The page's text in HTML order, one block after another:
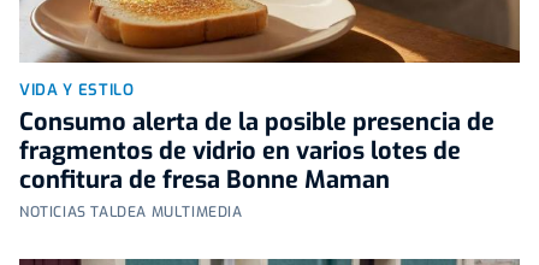
VIDA Y ESTILO
Consumo alerta de la posible presencia de
fragmentos de vidrio en varios lotes de
confitura de fresa Bonne Maman
NOTICIAS TALDEA MULTIMEDIA